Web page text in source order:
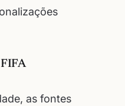
FIFA
as fontes